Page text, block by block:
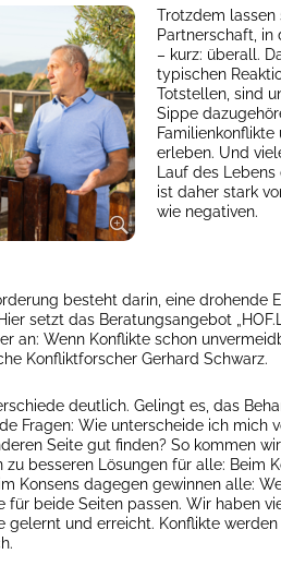
Trotzdem lassen
Partnerschaft, in
– kurz: überall.
typischen
Totstellen, sind
Sippe
erleben. Und
Lauf des
ist daher stark
wie negativen.
besteht darin, eine drohende
setzt das Beratungsangebot
an: Wenn Konflikte schon
Konfliktforscher Gerhard Schwarz.
deutlich. Gelingt es, das
Fragen: Wie unterscheide ich mich
Seite gut finden? So kommen
besseren Lösungen für alle: Beim
Konsens dagegen gewinnen alle:
für beide Seiten passen. Wir haben
gelernt und erreicht. Konflikte